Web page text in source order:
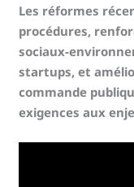
Les réformes
procédures,
sociaux-
startups, et
commande
exigences aux